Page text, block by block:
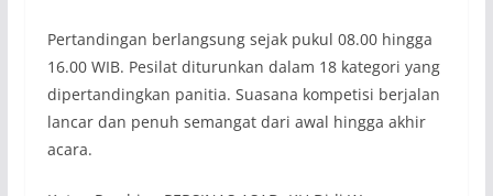
Pertandingan berlangsung sejak pukul 08.00 hingga
16.00 WIB. Pesilat diturunkan dalam 18 kategori yang
dipertandingkan panitia. Suasana kompetisi berjalan
lancar dan penuh semangat dari awal hingga akhir
acara.